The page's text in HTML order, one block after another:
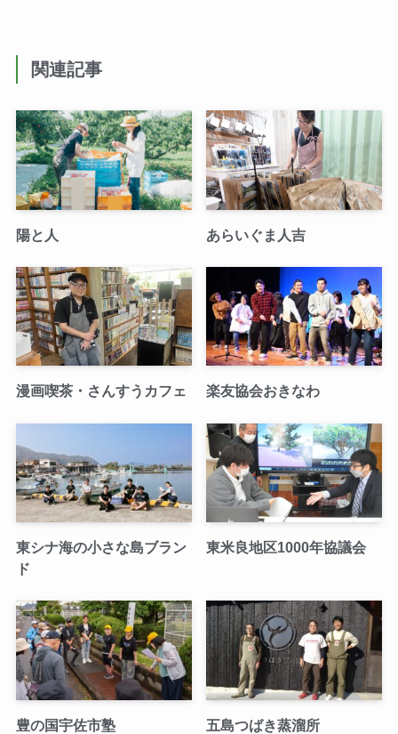
関連記事
陽と人 あらいぐま人吉
漫画喫茶・さんすうカフェ 楽友協会おきなわ
東シナ海の小さな島ブラン
ド
東米良地区1000年協議会
豊の国宇佐市塾 五島つばき蒸溜所